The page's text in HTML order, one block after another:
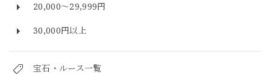
20,000～29,999円
30,000円以上
宝石・ルース一覧